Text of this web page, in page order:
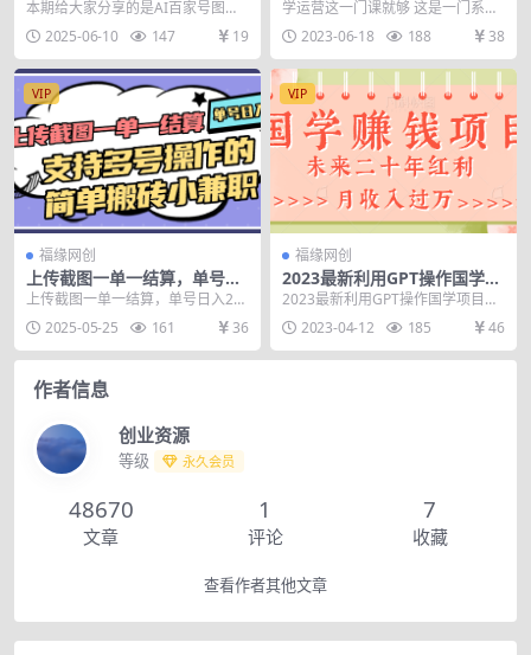
爆文 7天起号出收益
本期给大家分享的是AI百家号图文
搬砖项目。 简单的说，就是用AI改
写爆款文章发布...
2025-06-10 147 19
课程，1688/专业级知识库/白
皮书/全攻略
学运营这一门课就够 这是一门系统
的学习运营课程，干货满满，诚意
十足。 9大模块，...
2023-06-18 188 38
VIP
福缘网创
上传截图一单一结算，单号日
入20R，支持多号操作的简单
上传截图一单一结算，单号日入20
R，支持多号操作的简单搬砖小兼职
这个项目看着有...
2025-05-25 161 36
VIP
福缘网创
2023最新利用GPT操作国学项
目赚钱玩法，未来二十年红
2023最新利用GPT操作国学项目赚
钱玩法，未来二十年红利，一单收
益200+ 明...
2023-04-12 185 46
作者信息
创业资源
等级 永久会员
48670
文章
1
评论
7
收藏
查看作者其他文章